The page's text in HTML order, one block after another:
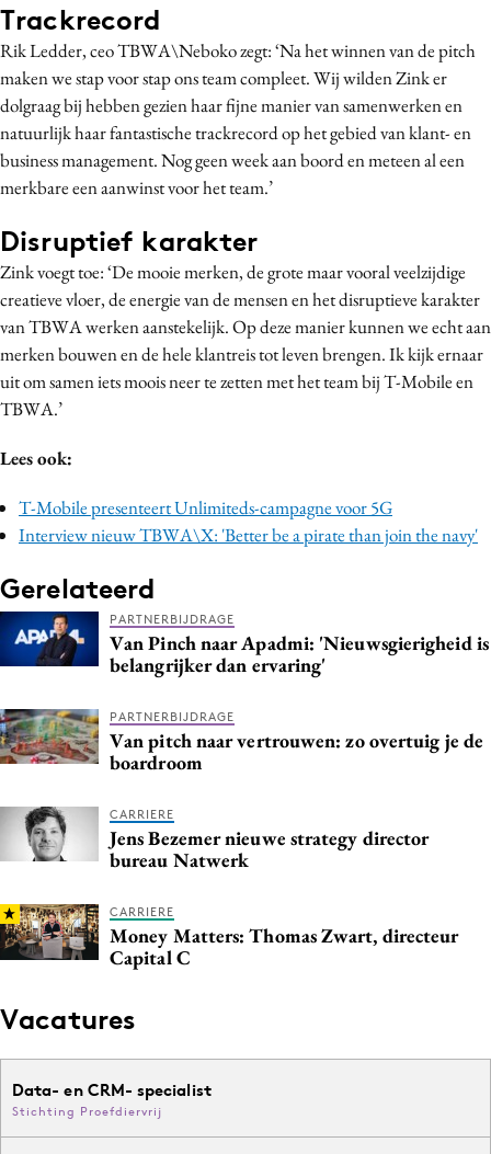
Data & Insights
Design
Digital transformation
Diversiteit
Effectiviteit
Gedragsverandering
Interne communicatie
Martech
Media
Merkstrategie
PR
Programmatic
Purpose Marketing
Trackrecord
Rik Ledder, ceo TBWA\Neboko zegt: ‘Na het winnen van de pitch
maken we stap voor stap ons team compleet. Wij wilden Zink er
dolgraag bij hebben gezien haar fijne manier van samenwerken en
natuurlijk haar fantastische trackrecord op het gebied van klant- en
business management. Nog geen week aan boord en meteen al een
merkbare een aanwinst voor het team.’
Disruptief karakter
Zink voegt toe: ‘De mooie merken, de grote maar vooral veelzijdige
creatieve vloer, de energie van de mensen en het disruptieve karakter
van TBWA werken aanstekelijk. Op deze manier kunnen we echt aan
merken bouwen en de hele klantreis tot leven brengen. Ik kijk ernaar
uit om samen iets moois neer te zetten met het team bij T-Mobile en
TBWA.’
Lees ook:
T-Mobile presenteert Unlimiteds-campagne voor 5G
Interview nieuw TBWA\X: 'Better be a pirate than join the navy'
Gerelateerd
PARTNERBIJDRAGE
Van Pinch naar Apadmi: 'Nieuwsgierigheid is
belangrijker dan ervaring'
PARTNERBIJDRAGE
Van pitch naar vertrouwen: zo overtuig je de
boardroom
CARRIERE
Jens Bezemer nieuwe strategy director
bureau Natwerk
CARRIERE
Money Matters: Thomas Zwart, directeur
Capital C
Vacatures
Data- en CRM- specialist
Stichting Proefdiervrij